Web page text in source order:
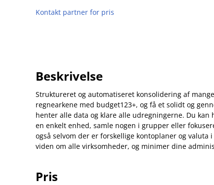
Kontakt partner for pris
Beskrivelse
Struktureret og automatiseret konsolidering af
regnearkene med budget123+, og få et solidt og
henter alle data og klare alle udregningerne. Du
en enkelt enhed, samle nogen i grupper eller
også selvom der er forskellige kontoplaner og valuta
viden om alle virksomheder, og minimer dine
Pris